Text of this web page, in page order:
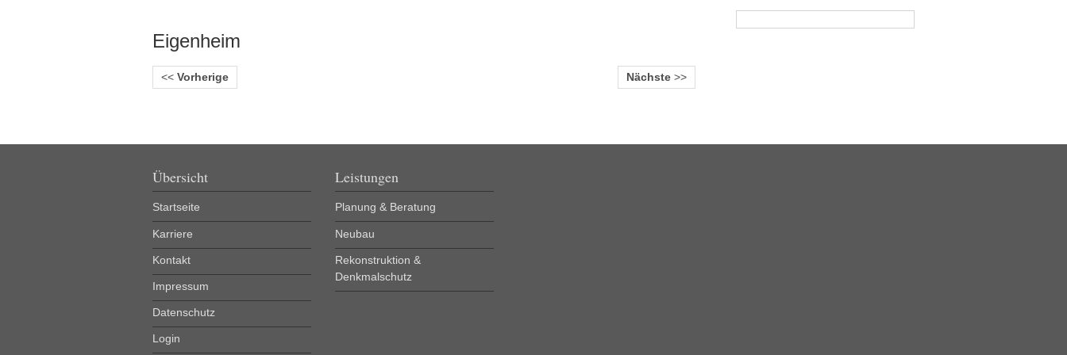
Eigenheim
<< Vorherige Nächste>>
Übersicht
Startseite
Karriere
Kontakt
Impressum
Datenschutz
Login
Leistungen
Planung & Beratung
Neubau
Rekonstruktion &
Denkmalschutz